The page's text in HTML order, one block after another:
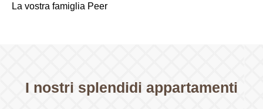
La vostra famiglia Peer
I nostri splendidi appartamenti